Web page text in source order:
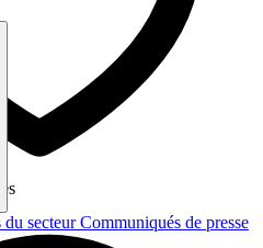
secteur Communiqués de presse